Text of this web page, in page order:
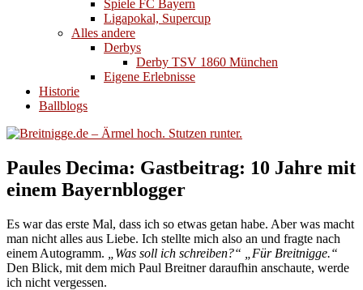
Spiele FC Bayern
Ligapokal, Supercup
Alles andere
Derbys
Derby TSV 1860 München
Eigene Erlebnisse
Historie
Ballblogs
Paules Decima: Gastbeitrag: 10 Jahre mit
einem Bayernblogger
Es war das erste Mal, dass ich so etwas getan habe. Aber was macht
man nicht alles aus Liebe. Ich stellte mich also an und fragte nach
einem Autogramm.
„Was soll ich schreiben?“
„Für Breitnigge.“
Den Blick, mit dem mich Paul Breitner daraufhin anschaute, werde
ich nicht vergessen.